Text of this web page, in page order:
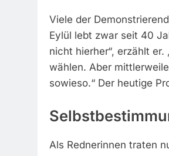
Viele der
Eylül lebt zwar seit 40
nicht hierher“, erzählt
wählen. Aber
sowieso.“ Der heutige
Als Rednerinnen traten